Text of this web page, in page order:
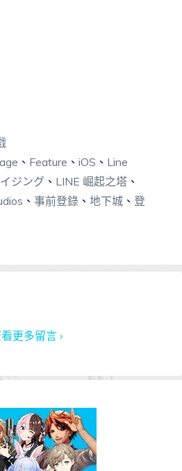
、 Feature 、 iOS 、 Line
ジング 、 LINE 崛起之塔 、
、 事前登錄 、 地下城 、 登
更多留言 ›